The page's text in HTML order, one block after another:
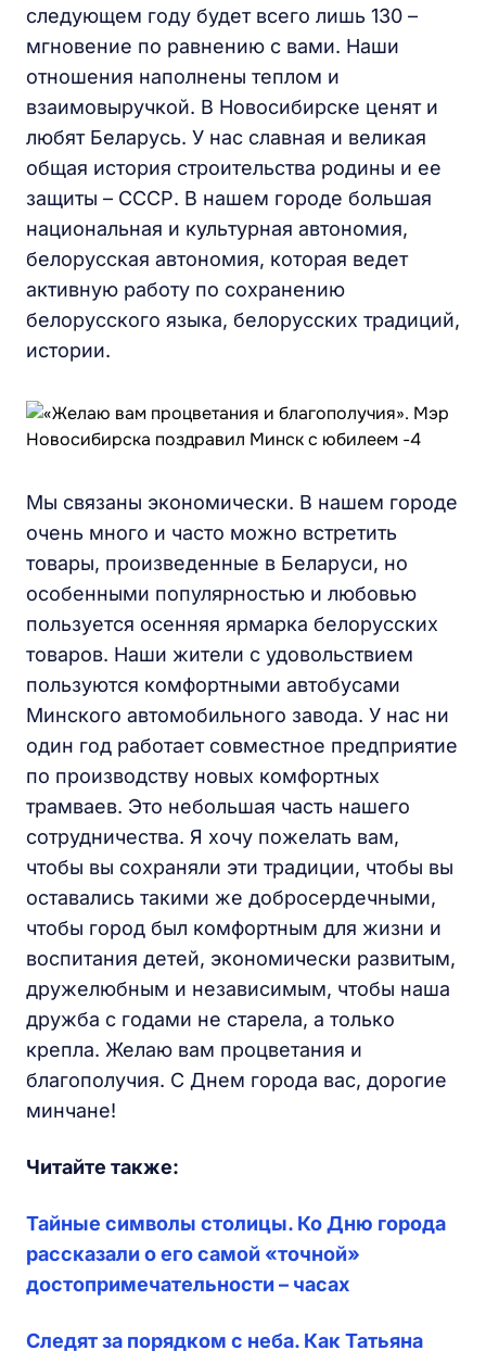
следующем году будет всего лишь 130 –
мгновение по равнению с вами. Наши
отношения наполнены теплом и
взаимовыручкой. В Новосибирске ценят и
любят Беларусь. У нас славная и великая
общая история строительства родины и ее
защиты – СССР. В нашем городе большая
национальная и культурная автономия,
белорусская автономия, которая ведет
активную работу по сохранению
белорусского языка, белорусских традиций,
истории.
Мы связаны экономически. В нашем городе
очень много и часто можно встретить
товары, произведенные в Беларуси, но
особенными популярностью и любовью
пользуется осенняя ярмарка белорусских
товаров. Наши жители с удовольствием
пользуются комфортными автобусами
Минского автомобильного завода. У нас ни
один год работает совместное предприятие
по производству новых комфортных
трамваев. Это небольшая часть нашего
сотрудничества. Я хочу пожелать вам,
чтобы вы сохраняли эти традиции, чтобы вы
оставались такими же добросердечными,
чтобы город был комфортным для жизни и
воспитания детей, экономически развитым,
дружелюбным и независимым, чтобы наша
дружба с годами не старела, а только
крепла. Желаю вам процветания и
благополучия. С Днем города вас, дорогие
минчане!
Читайте также:
Тайные символы столицы. Ко Дню города
рассказали о его самой «точной»
достопримечательности – часах
Следят за порядком с неба. Как Татьяна